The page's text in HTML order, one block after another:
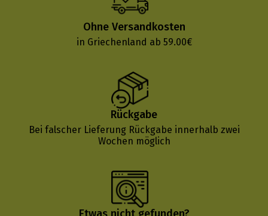
Ohne Versandkosten
in Griechenland ab 59.00€
Rückgabe
Bei falscher Lieferung Rückgabe innerhalb zwei
Wochen möglich